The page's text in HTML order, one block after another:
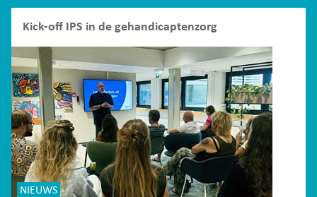
Kick-off IPS in de gehandicaptenzorg
NIEUWS